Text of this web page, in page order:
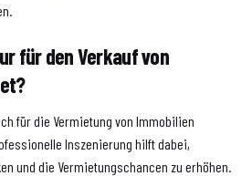
für den Verkauf von
für die Vermietung von Immobilien
Inszenierung hilft dabei,
und die Vermietungschancen zu erhöhen.